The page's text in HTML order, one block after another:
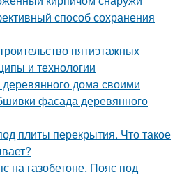
способ сохранения
пятиэтажных
и технологии
дома своими
фасада деревянного
плиты перекрытия. Что такое
на газобетоне. Пояс под